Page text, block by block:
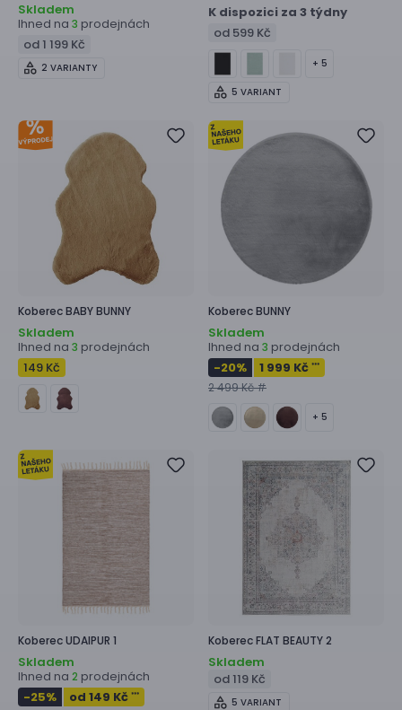
Skladem
Ihned na 3 prodejnách
od 1 199 Kč
2 VARIANTY
K dispozici za 3 týdny
od 599 Kč
+ 5
5 VARIANT
KoberecBABY BUNNY
Skladem
Ihned na 3 prodejnách
149 Kč
KoberecBUNNY
Skladem
Ihned na 3 prodejnách
-20% 1 999 Kč ***
2 499 Kč #
+ 5
KoberecUDAIPUR 1
Skladem
Ihned na 2 prodejnách
-25% od 149 Kč ***
KoberecFLAT BEAUTY 2
Skladem
od 119 Kč
5 VARIANT